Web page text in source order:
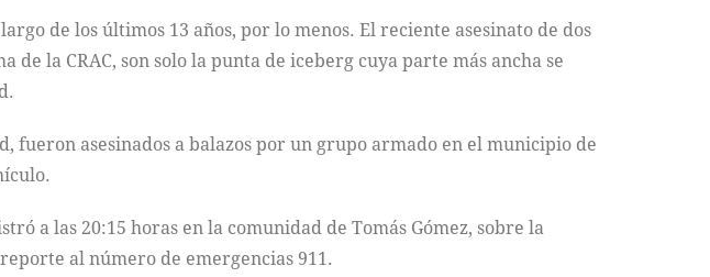
de los últimos 13 años, por lo menos. El reciente asesinato de dos
la CRAC, son solo la punta de iceberg cuya parte más ancha se
fueron asesinados a balazos por un grupo armado en el municipio de
a las 20:15 horas en la comunidad de Tomás Gómez, sobre la
al número de emergencias 911.